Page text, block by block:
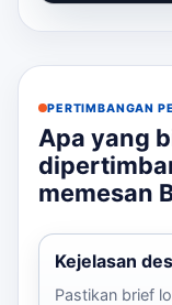
PERTIMBANGAN
Apa yang
memesan
Kejelasan
Pastikan brief